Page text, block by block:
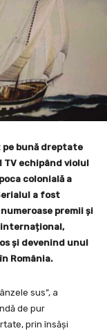
pe bună dreptate
echipând violul
colonială a
a fost
premii și
și devenind unul
România.
sus”, a
de pur
prin însăși